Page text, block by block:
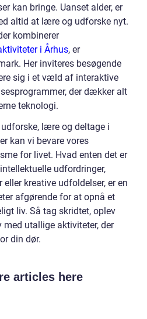
kan bringe. Uanset alder, er
altid at lære og udforske nyt.
kombinerer
i Århus, er
Her inviteres besøgende
sig i et væld af interaktive
der dækker alt
teknologi.
lære og deltage i
kan vi bevare vores
for livet. Hvad enten det er
udfordringer,
kreative udfoldelser, er en
afgørende for at opnå et
liv. Så tag skridtet, oplev
utallige aktiviteter, der
din dør.
articles here